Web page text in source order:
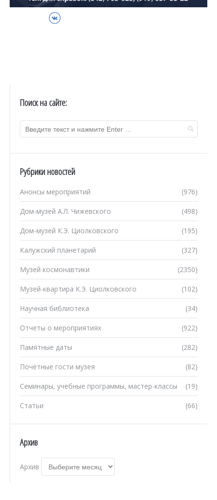
ВКонтакте
Поиск на сайте:
Рубрики новостей
(976)
Анонсы мероприятий
(498)
Дом-музей А.Л. Чижевского
(195)
Дом-музей К.Э. Циолковского
(327)
Калужский планетарий
(2350)
Музей космонавтики
(102)
Музей-квартира К.Э. Циолковского
(34)
Научная библиотека
(922)
Отчеты о мероприятиях
(282)
Памятные даты
(82)
Почётные гости музея
(19)
Семинары, учебные программы, мастер-классы
(66)
Статьи
Архив
Архив